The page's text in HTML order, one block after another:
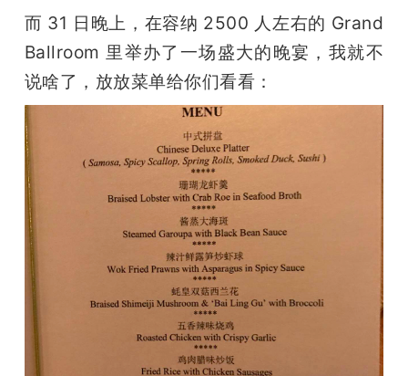
而 31 日晚上，在容纳 2500 人左右的 Grand
Ballroom 里举办了一场盛大的晚宴，我就不
说啥了，放放菜单给你们看看：